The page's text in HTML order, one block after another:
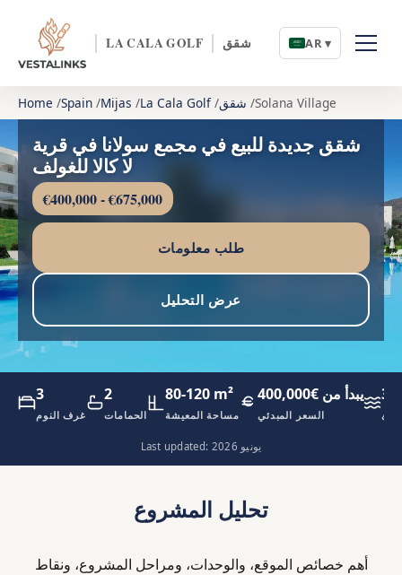
LA CALA GOLF شقق AR ▾
Home Spain Mijas La Cala Golf شقق Solana Village
شقق جديدة للبيع في مجمع سولانا في قرية
لا كالا للغولف
€400,000 - €675,000
طلب معلومات
عرض التحليل
3
غرف النوم
2
الحمامات
80-120 m²
مساحة المعيشة
يبدأ من €400,000
السعر المبدئي
Last updated: يونيو 2026
تحليل المشروع
أهم خصائص الموقع، والوحدات، ومراحل المشروع، ونقاط